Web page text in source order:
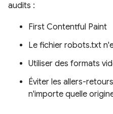
audits :
First Contentful Paint
Le fichier robots.txt
Utiliser des formats
Éviter les allers-
n'importe quelle